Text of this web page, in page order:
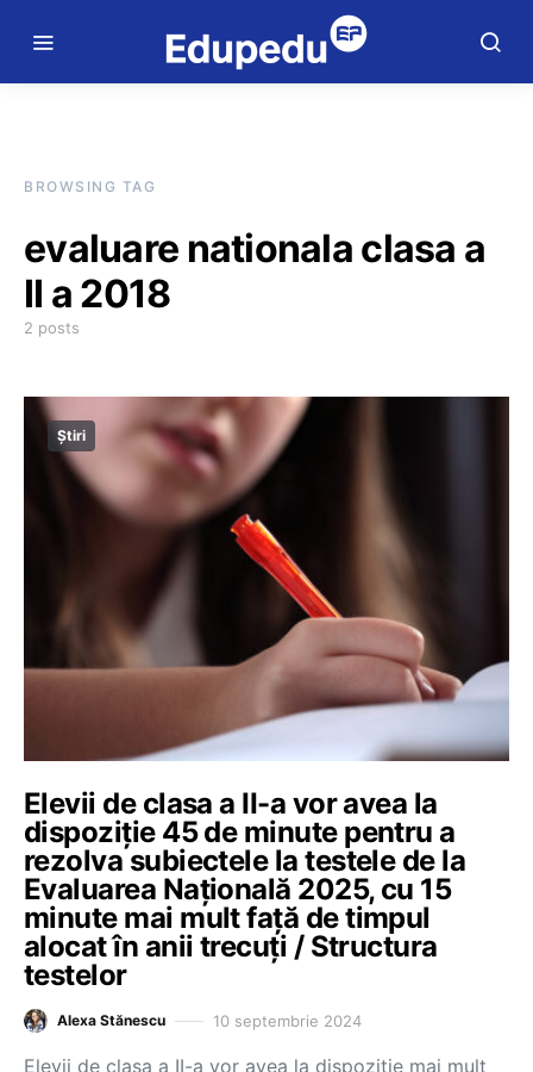
BROWSING TAG
evaluare nationala clasa a
II a 2018
2 posts
Știri
Elevii de clasa a II-a vor avea la
dispoziție 45 de minute pentru a
rezolva subiectele la testele de la
Evaluarea Națională 2025, cu 15
minute mai mult față de timpul
alocat în anii trecuți / Structura
testelor
Alexa Stănescu 10 septembrie 2024
Elevii de clasa a II-a vor avea la dispoziție mai mult